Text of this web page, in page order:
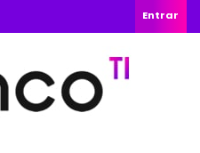
Entrar